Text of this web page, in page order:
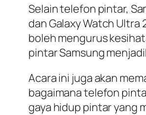
Selain telefon pintar,
dan Galaxy Watch
boleh mengurus
pintar Samsung
Acara ini juga akan
bagaimana telefon
gaya hidup pintar yang